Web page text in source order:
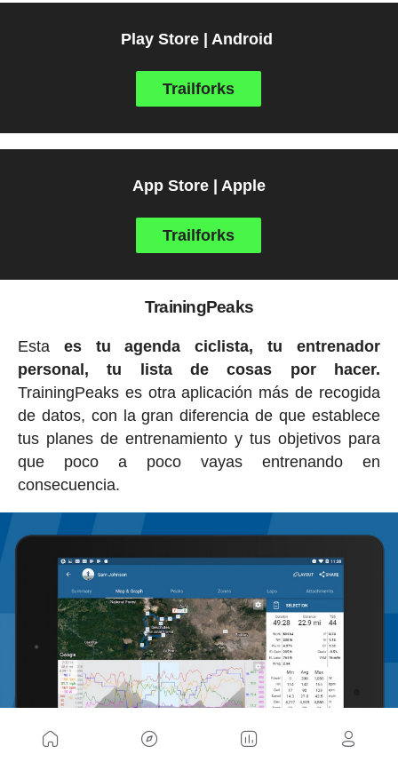
Play Store | Android
Trailforks
App Store | Apple
Trailforks
TrainingPeaks
Esta es tu agenda ciclista, tu entrenador
personal, tu lista de cosas por hacer.
TrainingPeaks es otra aplicación más de recogida
de datos, con la gran diferencia de que establece
tus planes de entrenamiento y tus objetivos para
que poco a poco vayas entrenando en
consecuencia.